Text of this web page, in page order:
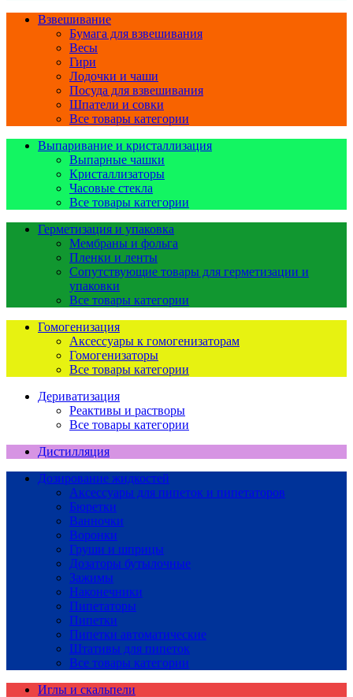
Взвешивание
Бумага для взвешивания
Весы
Гири
Лодочки и чаши
Посуда для взвешивания
Шпатели и совки
Все товары категории
Выпаривание и кристаллизация
Выпарные чашки
Кристаллизаторы
Часовые стекла
Все товары категории
Герметизация и упаковка
Мембраны и фольга
Пленки и ленты
Сопутствующие товары для герметизации и
упаковки
Все товары категории
Гомогенизация
Аксессуары к гомогенизаторам
Гомогенизаторы
Все товары категории
Дериватизация
Реактивы и растворы
Все товары категории
Дистилляция
Дозирование жидкостей
Аксессуары для пипеток и пипетаторов
Бюретки
Ванночки
Воронки
Груши и шприцы
Дозаторы бутылочные
Зажимы
Наконечники
Пипетаторы
Пипетки
Пипетки автоматические
Штативы для пипеток
Все товары категории
Иглы и скальпели